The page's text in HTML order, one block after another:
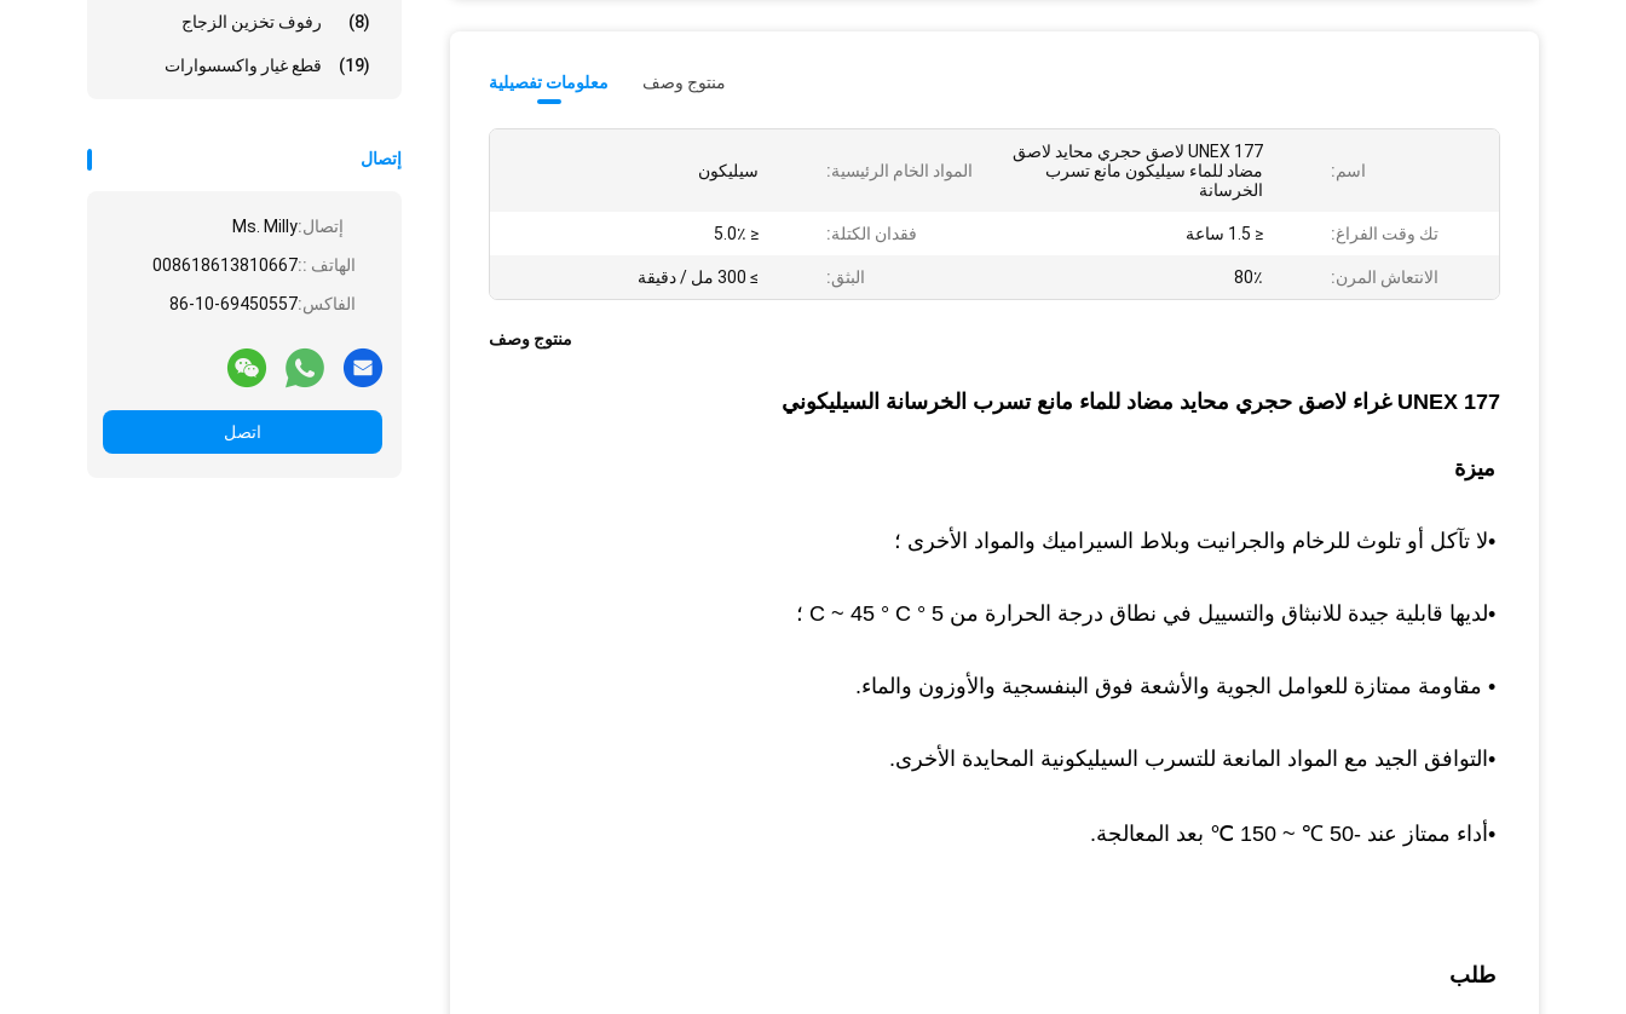
رفوف تخزين الزجاج (8)
قطع غيار واكسسوارات (19)
إتصال
إتصال:Ms. Milly
الهاتف ::008618613810667
الفاكس:86-10-69450557
اتصل
معلومات تفصيلية منتوج وصف
اسم:
UNEX 177 لاصق حجري محايد لاصق
مضاد للماء سيليكون مانع تسرب
الخرسانة
المواد الخام الرئيسية: سيليكون
تك وقت الفراغ: ≤ 1.5 ساعة فقدان الكتلة: ≤ 5.0٪
الانتعاش المرن: 80٪ البثق: ≥ 300 مل / دقيقة
منتوج وصف
UNEX 177 غراء لاصق حجري محايد مضاد للماء مانع تسرب الخرسانة السيليكوني
ميزة
•لا تآكل أو تلوث للرخام والجرانيت وبلاط السيراميك والمواد الأخرى ؛
•لديها قابلية جيدة للانبثاق والتسييل في نطاق درجة الحرارة من 5 ° C ~ 45 ° C ؛
• مقاومة ممتازة للعوامل الجوية والأشعة فوق البنفسجية والأوزون والماء.
• التوافق الجيد مع المواد المانعة للتسرب السيليكونية المحايدة الأخرى.
• أداء ممتاز عند -50 ℃ ~ 150 ℃ بعد المعالجة.
طلب